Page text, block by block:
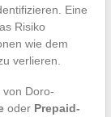
Eine
Risiko
wie dem
verlieren.
von Doro-
oder Prepaid-